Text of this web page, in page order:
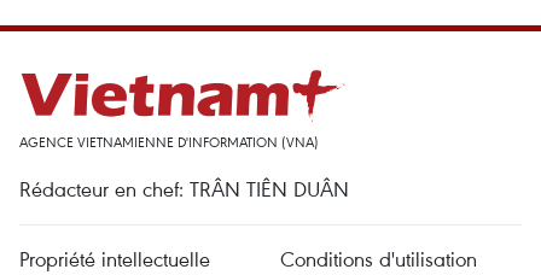
AGENCE VIETNAMIENNE D'INFORMATION (VNA)
Rédacteur en chef: TRÂN TIÊN DUÂN
Propriété intellectuelle
Conditions d'utilisation